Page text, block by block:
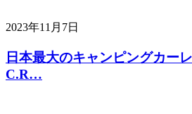
2023年11月7日
日本最大のキャンピングカー
C.R…